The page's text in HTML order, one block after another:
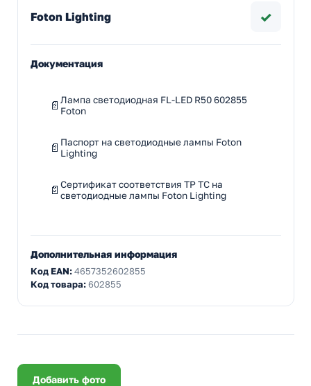
Foton Lighting ✓
Документация
Лампа светодиодная FL-LED R50 602855
Foton
Паспорт на светодиодные лампы Foton
Lighting
Сертификат соответствия ТР ТС на
светодиодные лампы Foton Lighting
Дополнительная информация
Код EAN:4657352602855
Код товара:602855
Добавить фото